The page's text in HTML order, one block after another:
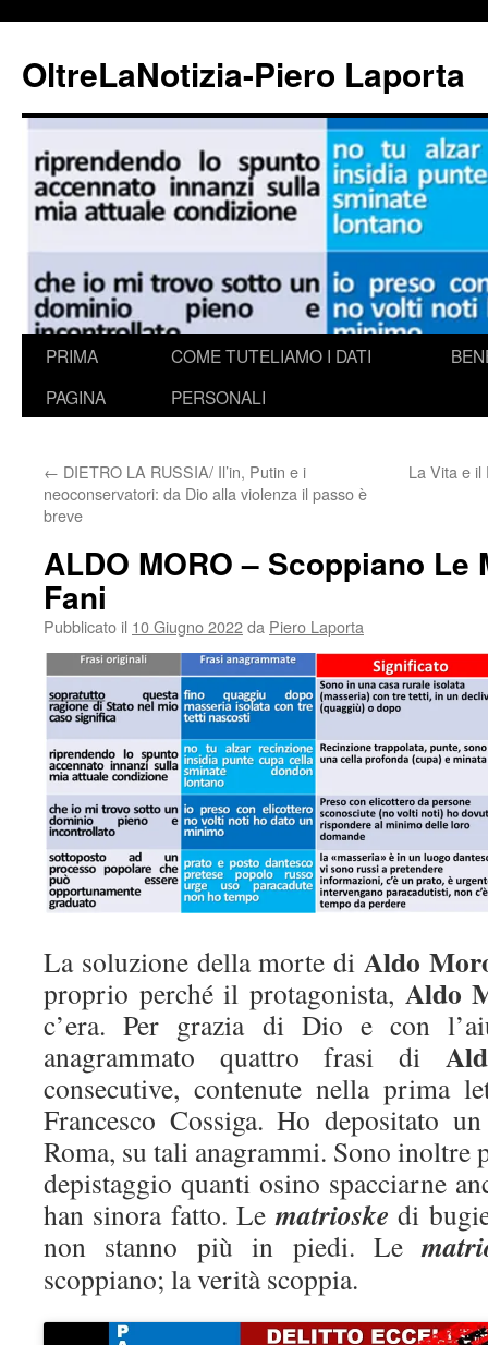
contenuto
OltreLaNotizia-Piero Laporta
PRIMA
PAGINA
COME TUTELIAMO I DATI
PERSONALI
← DIETRO LA RUSSIA/ Il’in, Putin e i
neoconservatori: da Dio alla violenza il passo è
breve
La Vita e il
ALDO MORO – Scoppiano
Fani
Pubblicato il 10 Giugno 2022da Piero Laporta
La soluzione della morte diAldo
proprio perché il protagonista, Aldo
c’era. Per grazia di Dio e con
anagrammato quattro frasi di
consecutive, contenute nella prima
Francesco Cossiga. Ho depositato
Roma, su tali anagrammi. Sono inoltre
depistaggio quanti osino spacciarne
han sinora fatto. Lematrioske di
non stanno più in piedi. Le
scoppiano; la verità scoppia.